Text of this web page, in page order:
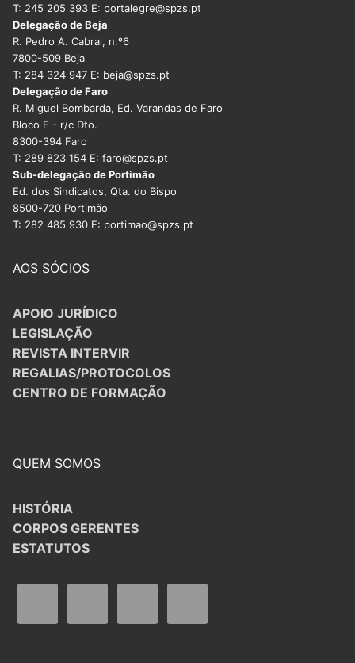
T: 245 205 393 E: portalegre@spzs.pt
Delegação de Beja
R. Pedro A. Cabral, n.º6
7800-509 Beja
T: 284 324 947 E: beja@spzs.pt
Delegação de Faro
R. Miguel Bombarda, Ed. Varandas de Faro
Bloco E - r/c Dto.
8300-394 Faro
T: 289 823 154 E: faro@spzs.pt
Sub-delegação de Portimão
Ed. dos Sindicatos, Qta. do Bispo
8500-720 Portimão
T: 282 485 930 E: portimao@spzs.pt
AOS SÓCIOS
APOIO JURÍDICO
LEGISLAÇÃO
REVISTA INTERVIR
REGALIAS/PROTOCOLOS
CENTRO DE FORMAÇÃO
QUEM SOMOS
HISTÓRIA
CORPOS GERENTES
ESTATUTOS